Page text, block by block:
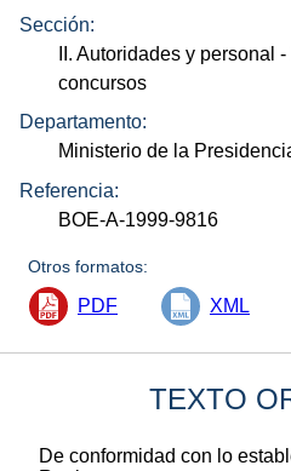
Sección:
II. Autoridades y personal -
concursos
Departamento:
Ministerio de la
Referencia:
BOE-A-1999-9816
Otros formatos:
PDF XML
TEXTO
De conformidad con lo